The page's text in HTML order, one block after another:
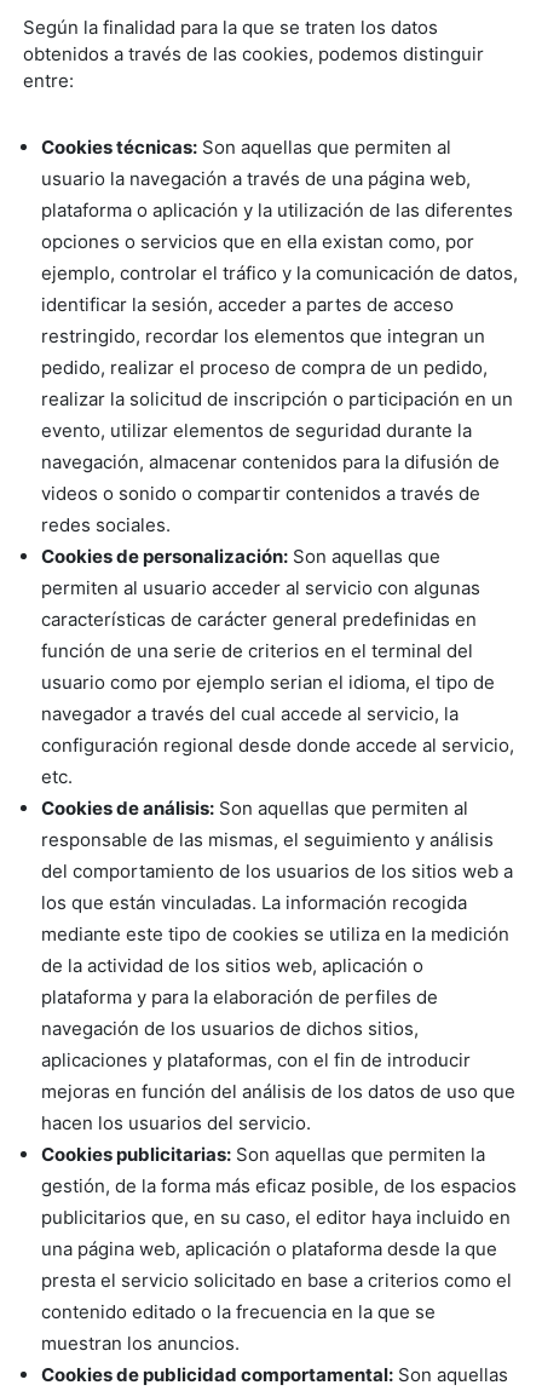
Según la finalidad para la que se traten los datos
obtenidos a través de las cookies, podemos distinguir
entre:
Cookies técnicas: Son aquellas que permiten al
usuario la navegación a través de una página web,
plataforma o aplicación y la utilización de las diferentes
opciones o servicios que en ella existan como, por
ejemplo, controlar el tráfico y la comunicación de datos,
identificar la sesión, acceder a partes de acceso
restringido, recordar los elementos que integran un
pedido, realizar el proceso de compra de un pedido,
realizar la solicitud de inscripción o participación en un
evento, utilizar elementos de seguridad durante la
navegación, almacenar contenidos para la difusión de
videos o sonido o compartir contenidos a través de
redes sociales.
Cookies de personalización: Son aquellas que
permiten al usuario acceder al servicio con algunas
características de carácter general predefinidas en
función de una serie de criterios en el terminal del
usuario como por ejemplo serian el idioma, el tipo de
navegador a través del cual accede al servicio, la
configuración regional desde donde accede al servicio,
etc.
Cookies de análisis: Son aquellas que permiten al
responsable de las mismas, el seguimiento y análisis
del comportamiento de los usuarios de los sitios web a
los que están vinculadas. La información recogida
mediante este tipo de cookies se utiliza en la medición
de la actividad de los sitios web, aplicación o
plataforma y para la elaboración de perfiles de
navegación de los usuarios de dichos sitios,
aplicaciones y plataformas, con el fin de introducir
mejoras en función del análisis de los datos de uso que
hacen los usuarios del servicio.
Cookies publicitarias: Son aquellas que permiten la
gestión, de la forma más eficaz posible, de los espacios
publicitarios que, en su caso, el editor haya incluido en
una página web, aplicación o plataforma desde la que
presta el servicio solicitado en base a criterios como el
contenido editado o la frecuencia en la que se
muestran los anuncios.
Cookies de publicidad comportamental: Son aquellas